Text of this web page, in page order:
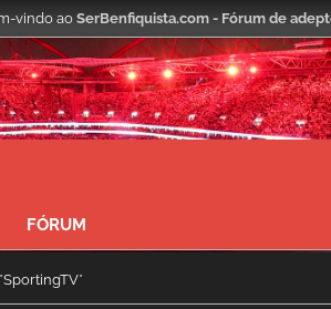
vindo ao SerBenfiquista.com - Fórum de
FÓRUM